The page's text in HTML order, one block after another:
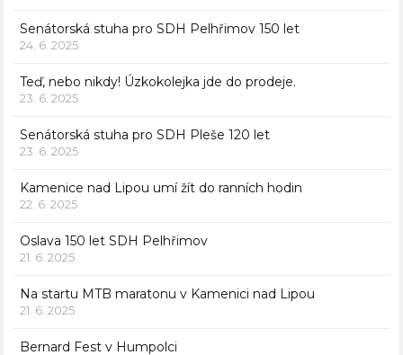
Senátorská stuha pro SDH Pelhřimov 150 let
24. 6. 2025
Teď, nebo nikdy! Úzkokolejka jde do prodeje.
23. 6. 2025
Senátorská stuha pro SDH Pleše 120 let
23. 6. 2025
Kamenice nad Lipou umí žít do ranních hodin
22. 6. 2025
Oslava 150 let SDH Pelhřimov
21. 6. 2025
Na startu MTB maratonu v Kamenici nad Lipou
21. 6. 2025
Bernard Fest v Humpolci